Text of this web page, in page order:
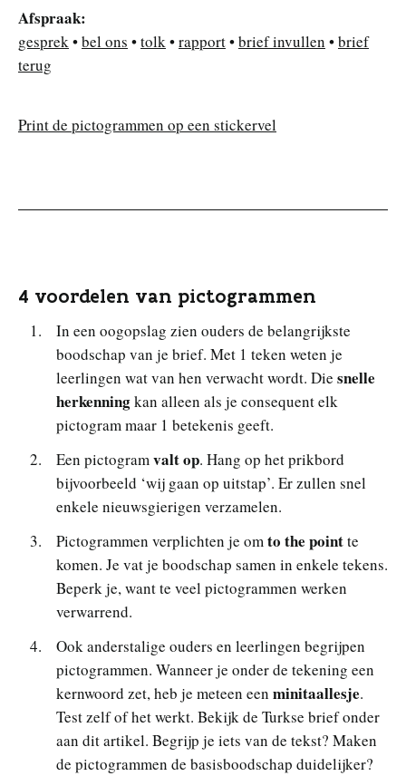
Afspraak:
gesprek•bel ons •tolk•rapport•brief invullen •brief
terug
Print de pictogrammen op een stickervel
4 voordelen van pictogrammen
In een oogopslag zien ouders de belangrijkste
boodschap van je brief. Met 1 teken weten je
leerlingen wat van hen verwacht wordt. Die snelle
herkenningkan alleen als je consequent elk
pictogram maar 1 betekenis geeft.
Een pictogramvalt op. Hang op het prikbord
bijvoorbeeld ‘wij gaan op uitstap’. Er zullen snel
enkele nieuwsgierigen verzamelen.
Pictogrammen verplichten je omto the pointte
komen. Je vat je boodschap samen in enkele tekens.
Beperk je, want te veel pictogrammen werken
verwarrend.
Ook anderstalige ouders en leerlingen begrijpen
pictogrammen. Wanneer je onder de tekening een
kernwoord zet, heb je meteen een minitaallesje.
Test zelf of het werkt. Bekijk de Turkse brief onder
aan dit artikel. Begrijp je iets van de tekst? Maken
de pictogrammen de basisboodschap duidelijker?